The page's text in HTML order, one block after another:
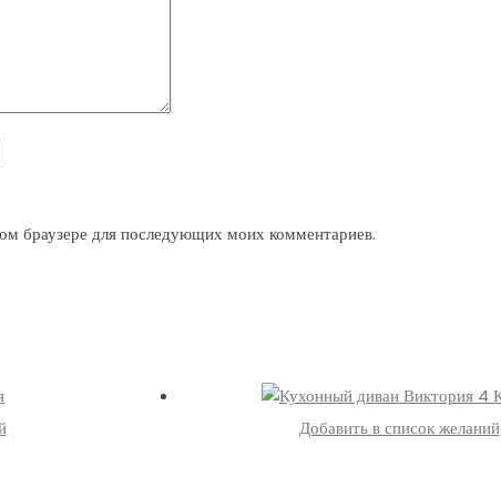
браузере для последующих моих комментариев.
Добавить в список желаний